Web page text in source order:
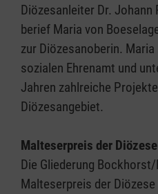
Diözesanleiter Dr. Johann
berief Maria von
zur Diözesanoberin.
sozialen Ehrenamt und
Jahren zahlreiche
Diözesangebiet.
Malteserpreis der
Die Gliederung
Malteserpreis der